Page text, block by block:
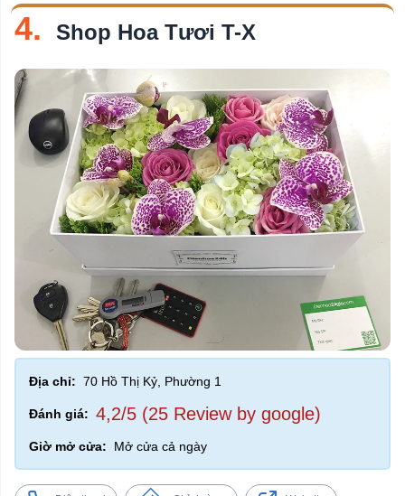
4. Shop Hoa Tươi T-X
Địa chỉ: 70 Hồ Thị Kỷ, Phường 1
Đánh giá: 4,2/5 (25 Review by google)
Giờ mở cửa: Mở cửa cả ngày